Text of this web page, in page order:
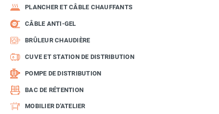
PLANCHER ET CÂBLE CHAUFFANTS
CÂBLE ANTI-GEL
BRÛLEUR CHAUDIÈRE
CUVE ET STATION DE DISTRIBUTION
POMPE DE DISTRIBUTION
BAC DE RÉTENTION
MOBILIER D'ATELIER